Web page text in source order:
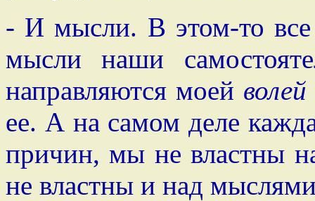
- И мысли. В этом-то все
мысли наши
направляются моей волей
ее. А на самом деле
причин, мы не властны
не властны и над